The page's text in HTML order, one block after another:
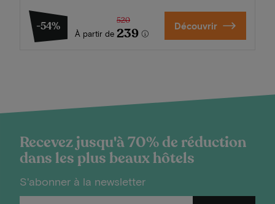
-54%
À partir de
520
239 Découvrir
Recevez jusqu'à 70% de réduction
dans les plus beaux hôtels
S'abonner à la newsletter